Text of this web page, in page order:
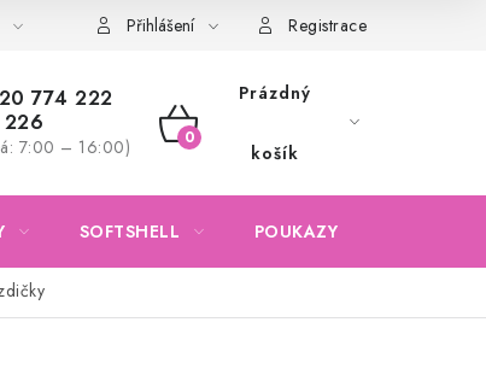
podmínky Podmínky ochrany osobních údajů
Přihlášení Registrace
774 222
226
7:00 – 16:00)
NÁKUPNÍ
Prázdný
košík
SOFTSHELL POUKAZY